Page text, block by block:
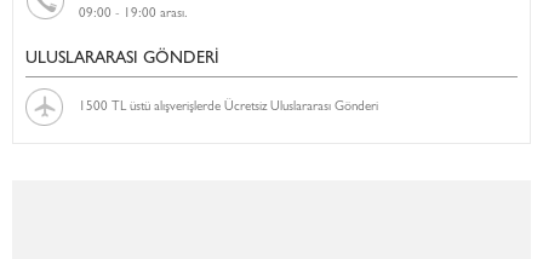
09:00 - 19:00 arası.
ULUSLARARASI GÖNDERİ
1500 TL üstü alışverişlerde Ücretsiz Uluslararası Gönderi